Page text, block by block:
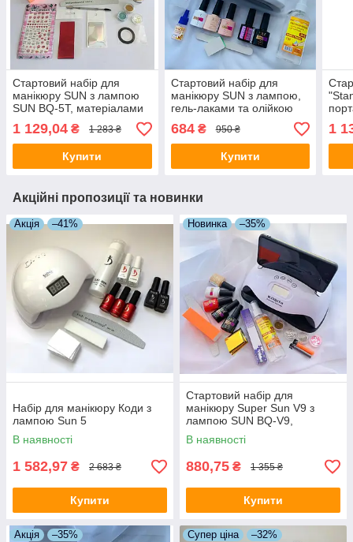
Стартовий набір для
манікюру SUN з лампою
SUN BQ-5T, матеріалами
та декором
1 129,04 ₴ 1 283 ₴
Купити
Стартовий набір для
манікюру SUN з лампою,
гель-лаками та олійкою
для кутікули
684₴ 950 ₴
Купити
1
Акційні пропозиції та новинки
Акція –41%
Набір для манікюру Коди з
лампою Sun 5
В наявності
1 582,97 ₴ 2 683 ₴
Купити
Новинка –35%
Стартовий набір для
манікюру Super Sun V9 з
лампою SUN BQ-V9,
матеріалами та декором.
В наявності
880,75 ₴ 1 355 ₴
Купити
Акція –35% Супер ціна –32%